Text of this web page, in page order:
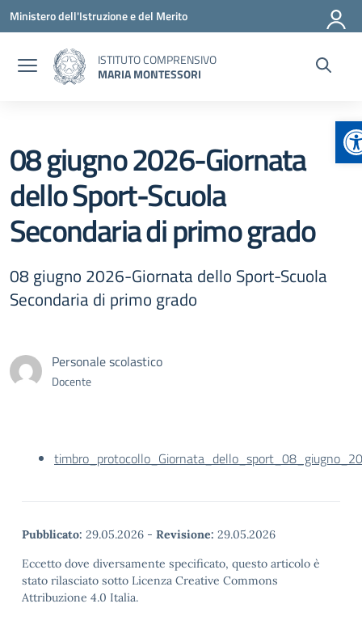
Vai ai contenuti
Vai al menu di navigazione
Vai al footer
Ministero dell'Istruzione e del Merito
ISTITUTO COMPRENSIVO
MARIA MONTESSORI
08 giugno 2026-Giornata
dello Sport-Scuola
Secondaria di primo grado
08 giugno 2026-Giornata dello Sport-Scuola
Secondaria di primo grado
Personale scolastico
Docente
Pubblicato: 29.05.2026 - Revisione: 29.05.2026
Eccetto dove diversamente specificato, questo articolo è
stato rilasciato sotto Licenza Creative Commons
Attribuzione 4.0 Italia.